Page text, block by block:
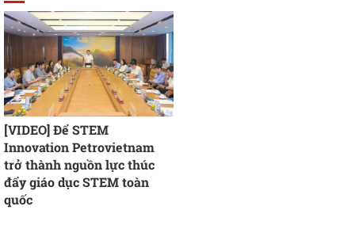
[VIDEO] Để STEM
Innovation Petrovietnam
trở thành nguồn lực thúc
đẩy giáo dục STEM toàn
quốc